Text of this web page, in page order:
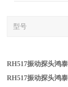
型号
RH517振动探头鸿
RH517振动探头鸿